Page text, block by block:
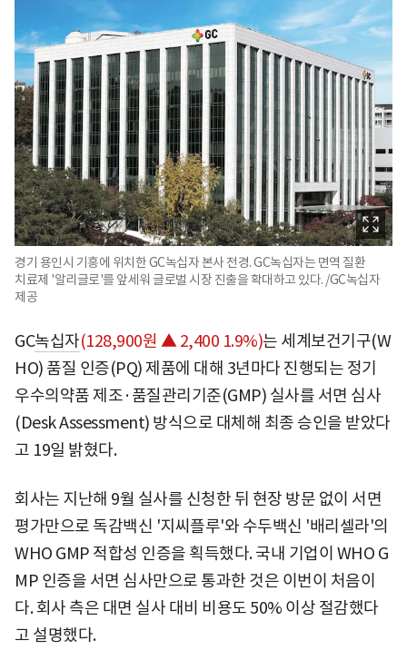
경기 용인시 기흥에 위치한 GC녹십자 본사 전경. GC녹십자는 면역 질환
치료제 '알리글로'를 앞세워 글로벌 시장 진출을 확대하고 있다. /GC녹십자
제공
GC녹십자(128,900원 ▲ 2,400 1.9%)는 세계보건기구(W
HO) 품질 인증(PQ) 제품에 대해 3년마다 진행되는 정기
우수의약품 제조·품질관리기준(GMP) 실사를 서면 심사
(Desk Assessment) 방식으로 대체해 최종 승인을 받았다
고 19일 밝혔다.
회사는 지난해 9월 실사를 신청한 뒤 현장 방문 없이 서면
평가만으로 독감백신 '지씨플루'와 수두백신 '배리셀라'의
WHO GMP 적합성 인증을 획득했다. 국내 기업이 WHO G
MP 인증을 서면 심사만으로 통과한 것은 이번이 처음이
다. 회사 측은 대면 실사 대비 비용도 50% 이상 절감했다
고 설명했다.